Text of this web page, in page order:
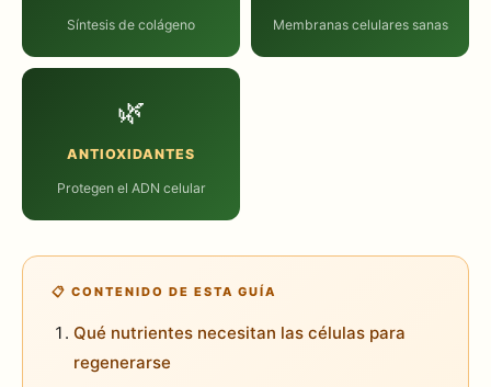
Síntesis de colágeno Membranas celulares sanas
🌿
ANTIOXIDANTES
Protegen el ADN celular
📋 CONTENIDO DE ESTA GUÍA
Qué nutrientes necesitan las células para
regenerarse